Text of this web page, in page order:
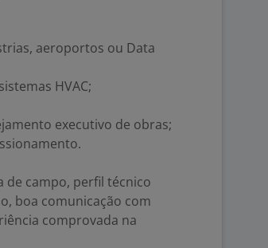
aeroportos ou Data
HVAC;
executivo de obras;
de campo, perfil técnico
boa comunicação com
comprovada na